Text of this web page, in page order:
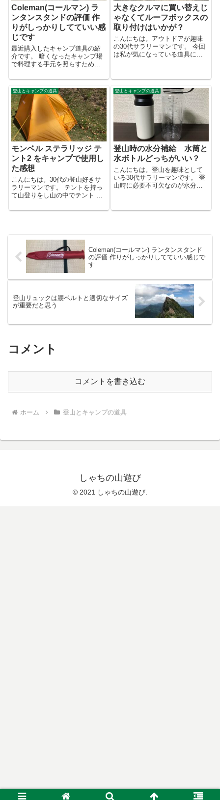
Coleman(コールマン) ラ
ンタンスタンドの評価 作
りがしっかりしてていい感
じです
最近購入したキャンプ道具の紹
介です。 暗くなったキャンプ場
で料理する手元を照らすための
いました。ランタンは持ってい
るのですが、作業机の上に置い
てしまうと場所も取るし、近す
ぎて手元があまり明るくならな
い・・・ って...
大きなクルマに買い替えじ
ゃなくてルーフボックスの
取り付けはいかが？
こんにちは。アウトドアが趣味
の30代サラリーマンです。 今回
は私が気になっている道具につ
いるCセグメントのクルマ（カロ
ラス）のクルマを保有してお
り、こ...
登山とキャンプの道具
モンベル ステラリッジ テ
ント2 をキャンプで使用し
た感想
こんにちは。30代の登山好きサ
ラリーマンです。 テントを持っ
て山登りをし山の中でテント 泊
ルの「ステラリッジ テント2」。
登山とキャンプの道具
登山時の水分補給 水筒と
水ボトルどっちがいい？
こんにちは。登山を趣味として
いる30代サラリーマンです。 登
山時に必要不可欠なのが水分補
いでしょうか？ 例えば、 どんな
Coleman(コールマン) ランタンスタンド
の評価 作りがしっかりしてていい感じで
す
登山リュックは腰ベルトと適切なサイズ
が重要だと思う
コメント
コメントを書き込む
ホーム 登山とキャンプの道具
しゃちの山遊び
© 2021 しゃちの山遊び.